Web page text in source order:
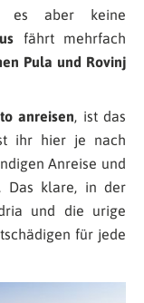
es aber keine
fährt mehrfach
Pula und Rovinj
anreisen, ist das
ihr hier je nach
Anreise und
Das klare, in der
und die urige
für jede